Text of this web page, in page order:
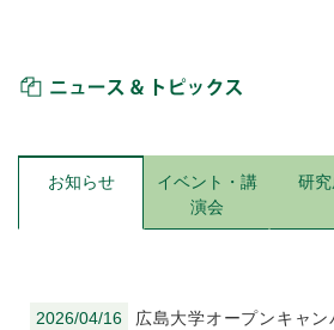
お知らせ
イベント・講
演会
研
2026/04/16
広島大学オープンキャ